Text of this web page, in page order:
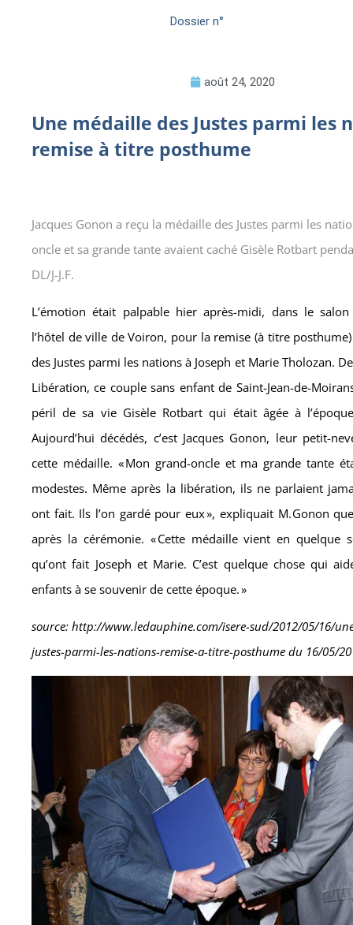
Dossier n°
août 24, 2020
Une médaille des Justes parmi les
remise à titre posthume
Jacques Gonon a reçu la médaille des Justes parmi les
oncle et sa grande tante avaient caché Gisèle Rotbart
DL/J-J.F.
L’émotion était palpable hier après-midi, dans le salon
l’hôtel de ville de Voiron, pour la remise (à titre
des Justes parmi les nations à Joseph et Marie Tholozan.
Libération, ce couple sans enfant de Saint-Jean-de-
péril de sa vie Gisèle Rotbart qui était âgée à
Aujourd’hui décédés, c’est Jacques Gonon, leur petit-
cette médaille. « Mon grand-oncle et ma grande tante
modestes. Même après la libération, ils ne parlaient
ont fait. Ils l’on gardé pour eux », expliquait M. Gonon
après la cérémonie. « Cette médaille vient en quelque
qu’ont fait Joseph et Marie. C’est quelque chose qui
enfants à se souvenir de cette époque. »
source: http://www.ledauphine.com/isere-sud/2012/05/16/
justes-parmi-les-nations-remise-a-titre-posthume du 16/05/